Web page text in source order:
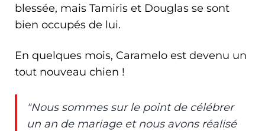
blessée, mais Tamiris et Douglas se sont
bien occupés de lui.
En quelques mois, Caramelo est devenu un
tout nouveau chien !
"Nous sommes sur le point de célébrer
un an de mariage et nous avons réalisé